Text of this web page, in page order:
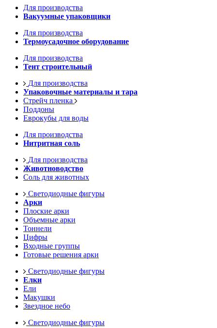
Для производства
Вакуумные упаковщики
Для производства
Термоусадочное оборудование
Для производства
Тент строительный
Для производства
Упаковочные материалы и тара
Стрейч пленка
Поддоны
Еврокубы для воды
Для производства
Нитритная соль
Для производства
Животноводство
Соль для животных
Светодиодные фигуры
Арки
Плоские арки
Объемные арки
Тоннели
Цифры
Входные группы
Готовые решения арки
Светодиодные фигуры
Елки
Ели
Макушки
Звездное небо
Светодиодные фигуры